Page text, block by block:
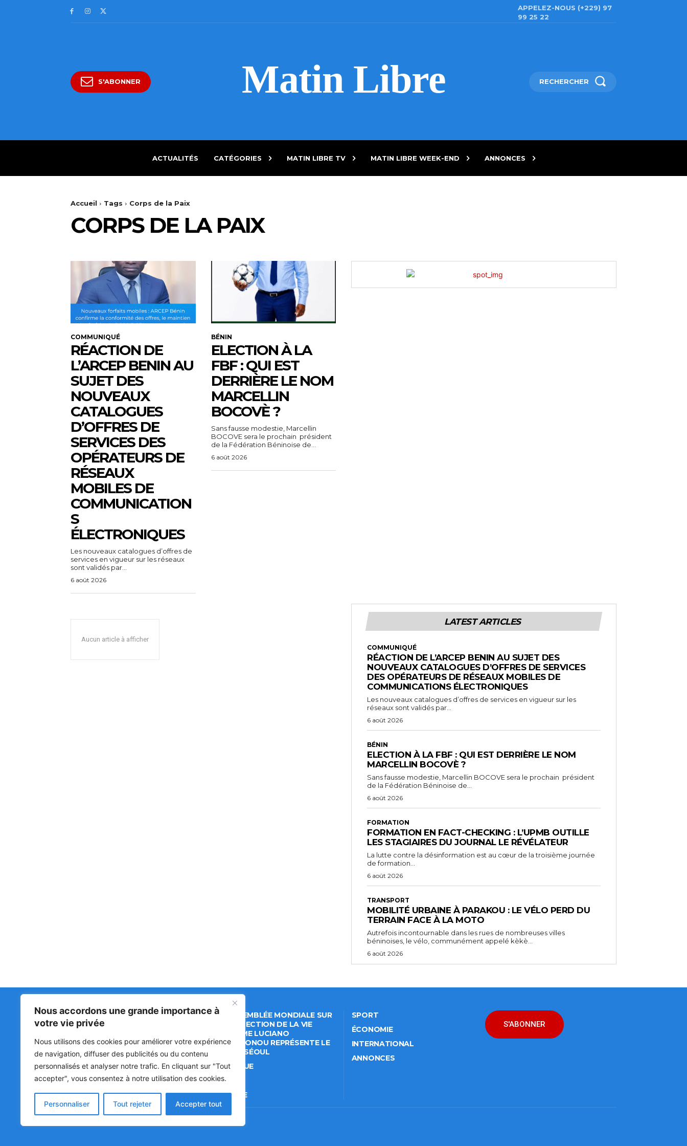
Nous accordons une grande importance à
votre vie privée
Nous utilisons des cookies pour améliorer votre expérience
de navigation, diffuser des publicités ou du contenu
personnalisés et analyser notre trafic. En cliquant sur "Tout
accepter", vous consentez à notre utilisation des cookies.
Personnaliser Tout rejeter Accepter tout
APPELEZ-NOUS (+229) 97
99 25 22
S'ABONNER Matin Libre RECHERCHER
ACTUALITÉS CATÉGORIES MATIN LIBRE TV MATIN LIBRE WEEK-END ANNONCES
Accueil Tags Corps de la Paix
CORPS DE LA PAIX
COMMUNIQUÉ
RÉACTION DE
L’ARCEP BENIN AU
SUJET DES
NOUVEAUX
CATALOGUES
D’OFFRES DE
SERVICES DES
OPÉRATEURS DE
RÉSEAUX
MOBILES DE
COMMUNICATION
S
ÉLECTRONIQUES
Les nouveaux catalogues d’offres de
services en vigueur sur les réseaux
sont validés par...
6 août 2026
BÉNIN
ELECTION À LA
FBF : QUI EST
DERRIÈRE LE NOM
MARCELLIN
BOCOVÈ ?
Sans fausse modestie, Marcellin
BOCOVE sera le prochain président
de la Fédération Béninoise de...
6 août 2026
Aucun article à afficher
LATEST ARTICLES
COMMUNIQUÉ
RÉACTION DE L’ARCEP BENIN AU SUJET DES
NOUVEAUX CATALOGUES D’OFFRES DE SERVICES
DES OPÉRATEURS DE RÉSEAUX MOBILES DE
COMMUNICATIONS ÉLECTRONIQUES
Les nouveaux catalogues d’offres de services en vigueur sur les
réseaux sont validés par...
6 août 2026
BÉNIN
ELECTION À LA FBF : QUI EST DERRIÈRE LE NOM
MARCELLIN BOCOVÈ ?
Sans fausse modestie, Marcellin BOCOVE sera le prochain président
de la Fédération Béninoise de...
6 août 2026
FORMATION
FORMATION EN FACT-CHECKING : L’UPMB OUTILLE
LES STAGIAIRES DU JOURNAL LE RÉVÉLATEUR
La lutte contre la désinformation est au cœur de la troisième journée
de formation...
6 août 2026
TRANSPORT
MOBILITÉ URBAINE À PARAKOU : LE VÉLO PERD DU
TERRAIN FACE À LA MOTO
Autrefois incontournable dans les rues de nombreuses villes
béninoises, le vélo, communément appelé kèkè...
6 août 2026
Matin Libre
Premiers sur l'info !
47ᵉ ASSEMBLÉE MONDIALE SUR
LA PROTECTION DE LA VIE
PRIVÉE: ME LUCIANO
HOUNKPONOU REPRÉSENTE LE
BÉNIN À SÉOUL
POLITIQUE
SOCIÉTÉ
CULTURE
SPORT
ÉCONOMIE
INTERNATIONAL
ANNONCES
S'ABONNER